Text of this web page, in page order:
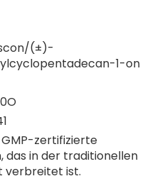
(±)-
1-on
zertifizierte
das in der traditionellen
verbreitet ist.